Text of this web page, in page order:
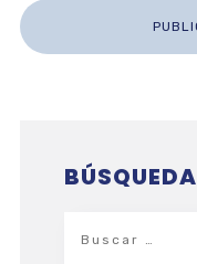
BÚSQUEDA